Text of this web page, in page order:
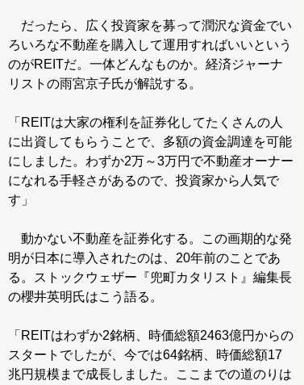
だったら、広く投資家を募って潤沢な資金でい
ろいろな不動産を購入して運用すればいいという
のがREITだ。一体どんなものか。経済ジャーナ
リストの雨宮京子氏が解説する。
「REITは大家の権利を証券化してたくさんの人
に出資してもらうことで、多額の資金調達を可能
にしました。わずか2万～3万円で不動産オーナー
になれる手軽さがあるので、投資家から人気で
す」
動かない不動産を証券化する。この画期的な発
明が日本に導入されたのは、20年前のことであ
る。ストックウェザー『兜町カタリスト』編集長
の櫻井英明氏はこう語る。
「REITはわずか2銘柄、時価総額2463億円からの
スタートでしたが、今では64銘柄、時価総額17
兆円規模まで成長しました。ここまでの道のりは